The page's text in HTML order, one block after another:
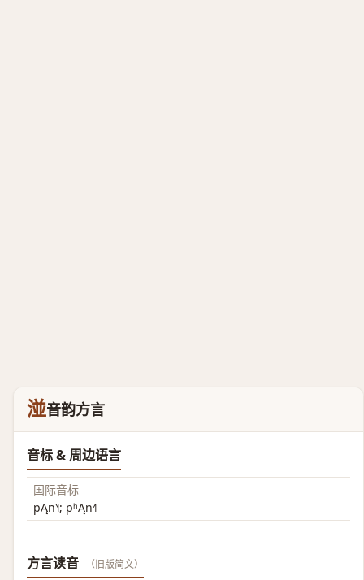
湴音韵方言
音标 & 周边语言
国际音标
pĄn˥˧; pʰĄn˧˥
方言读音 （旧版简文）